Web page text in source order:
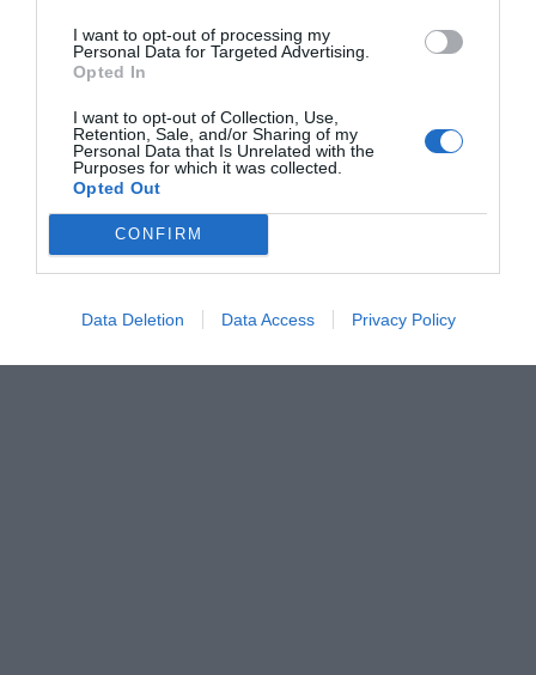
I want to opt-out of processing my
Personal Data for Targeted Advertising.
Opted In
I want to opt-out of Collection, Use,
Retention, Sale, and/or Sharing of my
Personal Data that Is Unrelated with the
Purposes for which it was collected.
Opted Out
CONFIRM
Data Deletion Data Access Privacy Policy
28η ΟΚΤΩΒΡΙΟΥ
ΔΗΜΟΣΊΕΥΣΗ ΣΧΟΛΊΟΥ
0 Σχόλια